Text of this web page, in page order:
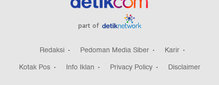
part of
Redaksi Pedoman Media Siber
Karir
Kotak Pos
Info Iklan Privacy Policy Disclaimer